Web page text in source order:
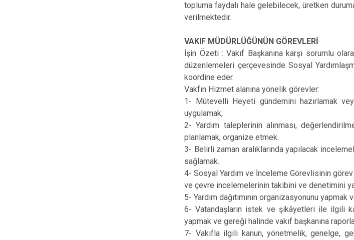
topluma faydalı hale gelebilecek, üretken
verilmektedir.
VAKIF MÜDÜRLÜĞÜNÜN GÖREVLERİ
İşin Özeti : Vakıf Başkanına karşı sorumlu
düzenlemeleri çerçevesinde Sosyal
koordine eder.
Vakfın Hizmet alanına yönelik görevler:
1- Mütevelli Heyeti gündemini hazırlamak
uygulamak,
2- Yardım taleplerinin alınması,
planlamak, organize etmek.
3- Belirli zaman aralıklarında yapılacak
sağlamak.
4- Sosyal Yardım ve İnceleme Görevlisinin
ve çevre incelemelerinin takibini ve denetimini
5- Yardım dağıtımının organizasyonunu
6- Vatandaşların istek ve şikâyetleri ile ilgili
yapmak ve gereği halinde vakıf başkanına
7- Vakıfla ilgili kanun, yönetmelik, genelge,